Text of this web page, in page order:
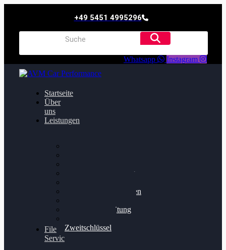
+49 5451 4995296
Whatsapp Instagram
Startseite
Über
uns
Leistungen
Getriebeoptimierung
Bremsscheiben planen
Felgenaufbereitung
Zweitschlüssel
File
Service